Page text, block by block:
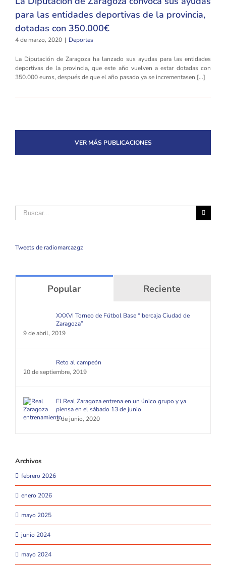
para las entidades deportivas de la provincia,
dotadas con 350.000€
4 de marzo, 2020 | Deportes
La Diputación de Zaragoza ha lanzado sus ayudas para las entidades
deportivas de la provincia, que este año vuelven a estar dotadas con
350.000 euros, después de que el año pasado ya se incrementasen [...]
VER MÁS PUBLICACIONES
Buscar
Tweets de radiomarcazgz
Popular Reciente
XXXVI Torneo de Fútbol Base “Ibercaja Ciudad de
Zaragoza”
9 de abril, 2019
Reto al campeón
20 de septiembre, 2019
El Real Zaragoza entrena en un único grupo y ya
piensa en el sábado 13 de junio
1 de junio, 2020
Archivos
febrero 2026
enero 2026
mayo 2025
junio 2024
mayo 2024